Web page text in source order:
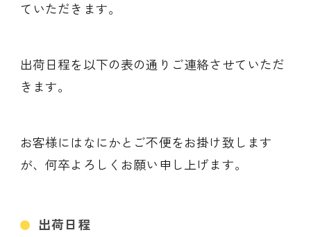
ていただきます。
出荷日程を以下の表の通りご連絡させていただ
きます。
お客様にはなにかとご不便をお掛け致します
が、何卒よろしくお願い申し上げます。
出荷日程